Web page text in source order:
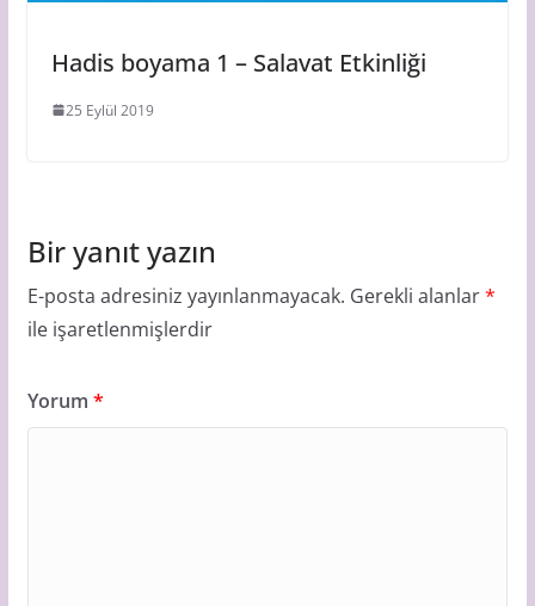
Hadis boyama 1 – Salavat Etkinliği
25 Eylül 2019
Bir yanıt yazın
E-posta adresiniz yayınlanmayacak. Gerekli alanlar*
ile işaretlenmişlerdir
Yorum *